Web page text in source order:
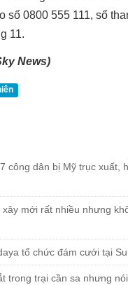
số 0800 555 111, số
11.
News)
công dân bị Mỹ trục xuất,
xây mới rất nhiều nhưng
tổ chức đám cưới tại
trong trại cần sa nhưng